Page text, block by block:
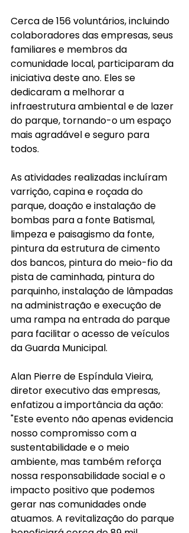
Cerca de 156 voluntários, incluindo
colaboradores das empresas, seus
familiares e membros da
comunidade local, participaram da
iniciativa deste ano. Eles se
dedicaram a melhorar a
infraestrutura ambiental e de lazer
do parque, tornando-o um espaço
mais agradável e seguro para
todos.
As atividades realizadas incluíram
varrição, capina e roçada do
parque, doação e instalação de
bombas para a fonte Batismal,
limpeza e paisagismo da fonte,
pintura da estrutura de cimento
dos bancos, pintura do meio-fio da
pista de caminhada, pintura do
parquinho, instalação de lâmpadas
na administração e execução de
uma rampa na entrada do parque
para facilitar o acesso de veículos
da Guarda Municipal.
Alan Pierre de Espíndula Vieira,
diretor executivo das empresas,
enfatizou a importância da ação:
"Este evento não apenas evidencia
nosso compromisso com a
sustentabilidade e o meio
ambiente, mas também reforça
nossa responsabilidade social e o
impacto positivo que podemos
gerar nas comunidades onde
atuamos. A revitalização do parque